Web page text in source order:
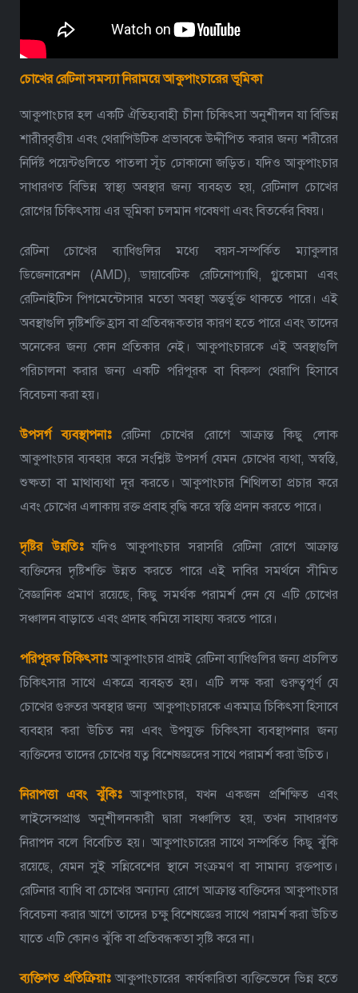
চোখের রেটিনা সমস্যা নিরাময়ে আকুপাংচারের ভূমিকা
আকুপাংচার হল একটি ঐতিহ্যবাহী চীনা চিকিৎসা অনুশীলন যা বিভিন্ন
শারীরবৃত্তীয় এবং থেরাপিউটিক প্রভাবকে উদ্দীপিত করার জন্য শরীরের
নির্দিষ্ট পয়েন্টগুলিতে পাতলা সূঁচ ঢোকানো জড়িত। যদিও আকুপাংচার
সাধারণত বিভিন্ন স্বাস্থ্য অবস্থার জন্য ব্যবহৃত হয়, রেটিনাল চোখের
রোগের চিকিৎসায় এর ভূমিকা চলমান গবেষণা এবং বিতর্কের বিষয়।
রেটিনা চোখের ব্যাধিগুলির মধ্যে বয়স-সম্পর্কিত ম্যাকুলার
ডিজেনারেশন (AMD), ডায়াবেটিক রেটিনোপ্যাথি, গ্লুকোমা এবং
রেটিনাইটিস পিগমেন্টোসার মতো অবস্থা অন্তর্ভুক্ত থাকতে পারে। এই
অবস্থাগুলি দৃষ্টিশক্তি হ্রাস বা প্রতিবন্ধকতার কারণ হতে পারে এবং তাদের
অনেকের জন্য কোন প্রতিকার নেই। আকুপাংচারকে এই অবস্থাগুলি
পরিচালনা করার জন্য একটি পরিপূরক বা বিকল্প থেরাপি হিসাবে
বিবেচনা করা হয়।
উপসর্গ ব্যবস্থাপনা
রেটিনা চোখের রোগে আক্রান্ত কিছু লোক
আকুপাংচার ব্যবহার করে সংশ্লিষ্ট উপসর্গ যেমন চোখের ব্যথা, অস্বস্তি,
শুষ্কতা বা মাথাব্যথা দূর করতে। আকুপাংচার শিথিলতা প্রচার করে
এবং চোখের এলাকায় রক্ত ​​প্রবাহ বৃদ্ধি করে স্বস্তি প্রদান করতে পারে।
দৃষ্টির উন্নতিঃযদিও আকুপাংচার সরাসরি রেটিনা রোগে আক্রান্ত
ব্যক্তিদের দৃষ্টিশক্তি উন্নত করতে পারে এই দাবির সমর্থনে সীমিত
বৈজ্ঞানিক প্রমাণ রয়েছে, কিছু সমর্থক পরামর্শ দেন যে এটি চোখের
সঞ্চালন বাড়াতে এবং প্রদাহ কমিয়ে সাহায্য করতে পারে।
পরিপূরক চিকিৎসাআকুপাংচার প্রায়ই রেটিনা ব্যাধিগুলির জন্য প্রচলিত
চিকিৎসার সাথে একত্রে ব্যবহৃত হয়। এটি লক্ষ করা গুরুত্বপূর্ণ যে
চোখের গুরুতর অবস্থার জন্য আকুপাংচারকে একমাত্র চিকিৎসা হিসাবে
ব্যবহার করা উচিত নয় এবং উপযুক্ত চিকিৎসা ব্যবস্থাপনার জন্য
ব্যক্তিদের তাদের চোখের যত্ন বিশেষজ্ঞদের সাথে পরামর্শ করা উচিত।
নিরাপত্তা এবং ঝুঁকিআকুপাংচার, যখন একজন প্রশিক্ষিত এবং
লাইসেন্সপ্রাপ্ত অনুশীলনকারী দ্বারা সঞ্চালিত হয়, তখন সাধারণত
নিরাপদ বলে বিবেচিত হয়। আকুপাংচারের সাথে সম্পর্কিত কিছু ঝুঁকি
রয়েছে, যেমন সুই সন্নিবেশের স্থানে সংক্রমণ বা সামান্য রক্তপাত।
রেটিনার ব্যাধি বা চোখের অন্যান্য রোগে আক্রান্ত ব্যক্তিদের আকুপাংচার
বিবেচনা করার আগে তাদের চক্ষু বিশেষজ্ঞের সাথে পরামর্শ করা উচিত
যাতে এটি কোনও ঝুঁকি বা প্রতিবন্ধকতা সৃষ্টি করে না।
ব্যক্তিগত প্রতিক্রিয়াআকুপাংচারের কার্যকারিতা ব্যক্তিভেদে ভিন্ন হতে